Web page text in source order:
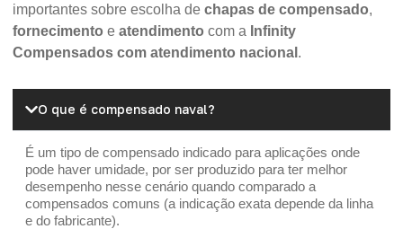
importantes sobre escolha de chapas de compensado,
fornecimento e atendimento com a Infinity
Compensados com atendimento nacional .
O que é compensado naval?
É um tipo de compensado indicado para aplicações onde
pode haver umidade, por ser produzido para ter melhor
desempenho nesse cenário quando comparado a
compensados comuns (a indicação exata depende da linha
e do fabricante).